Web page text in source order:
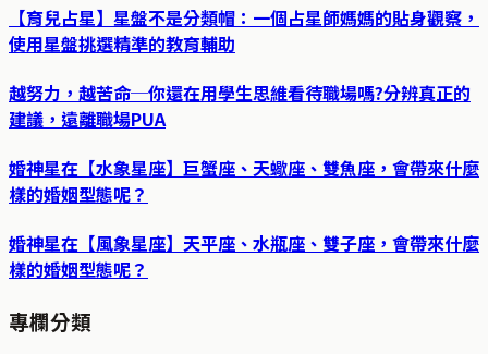
【育兒占星】星盤不是分類帽：一個占星師媽媽的貼身觀察，
使用星盤挑選精準的教育輔助
越努力，越苦命─你還在用學生思維看待職場嗎?分辨真正的
建議，遠離職場PUA
婚神星在【水象星座】巨蟹座、天蠍座、雙魚座，會帶來什麼
樣的婚姻型態呢？
婚神星在【風象星座】天平座、水瓶座、雙子座，會帶來什麼
樣的婚姻型態呢？
專欄分類